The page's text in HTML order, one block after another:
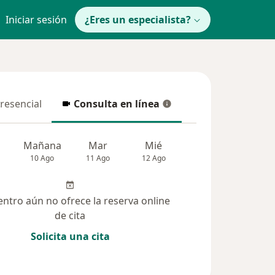
Iniciar sesión ¿Eres un especialista?
Consulta en línea
Consulta en línea
Mañana
10 Ago
Mar
11 Ago
Mié
12 Ago
aún no ofrece la reserva online
de cita
Solicita una cita